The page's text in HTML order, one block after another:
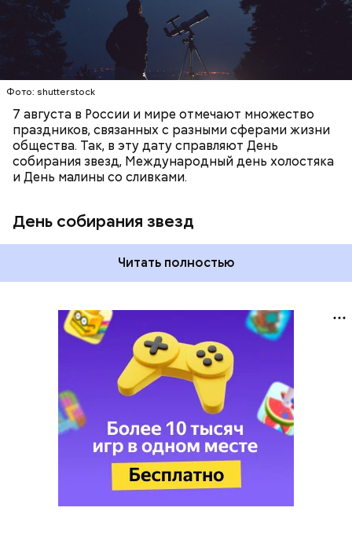
Фото: shutterstock
7 августа в России и мире отмечают множество
праздников, связанных с разными сферами жизни
общества. Так, в эту дату справляют День
собирания звезд, Международный день холостяка
и День малины со сливками.
День собирания звезд
Читать полностью